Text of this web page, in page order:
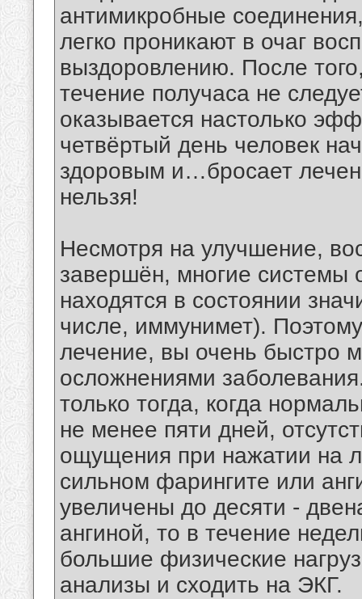
антимикробные
легко проникают в очаг
выздоровлению. После
течение получаса не
оказывается настолько
четвёртый день человек
здоровым и…бросает
нельзя!
Несмотря на улучшение,
завершён, многие системы
находятся в состоянии
числе, иммунимет).
лечение, вы очень быстро
осложнениями
только тогда, когда
не менее пяти дней,
ощущения при нажатии на
сильном фарингите или
увеличены до десяти -
ангиной, то в течение
большие физические
анализы и сходить на ЭКГ.